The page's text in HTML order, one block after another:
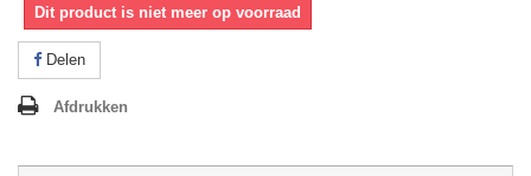
Dit product is niet meer op voorraad
Delen
Afdrukken